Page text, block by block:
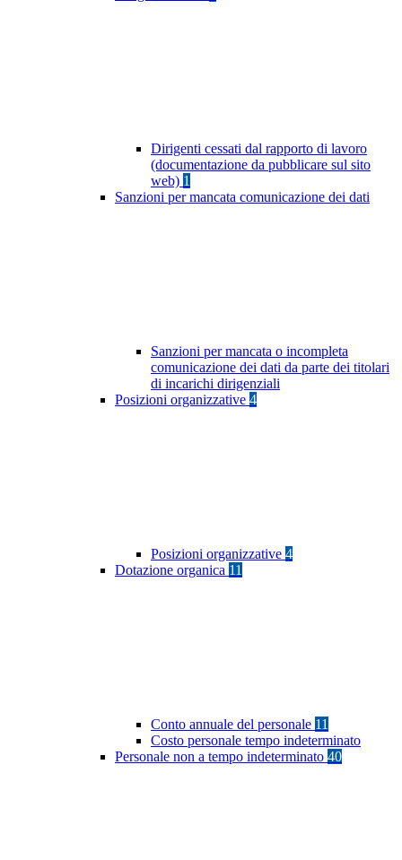
Dirigenti cessati dal rapporto di lavoro
(documentazione da pubblicare sul sito
web) 1
Sanzioni per mancata comunicazione dei dati
Sanzioni per mancata o incompleta
comunicazione dei dati da parte dei titolari
di incarichi dirigenziali
Posizioni organizzative 4
Posizioni organizzative 4
Dotazione organica 11
Conto annuale del personale 11
Costo personale tempo indeterminato
Personale non a tempo indeterminato 40